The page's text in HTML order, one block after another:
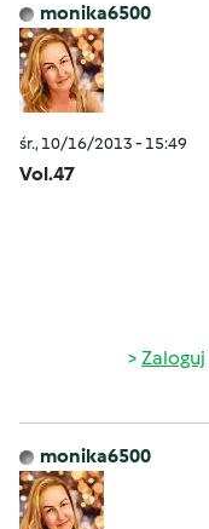
monika6500
śr., 10/16/2013 - 15:49
Vol.47
Zaloguj
monika6500